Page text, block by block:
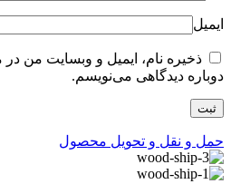
ایمیل
ذخیره نام، ایمیل و وبسایت من
دوباره دیدگاهی می‌نویسم.
حمل و نقل و تحویل محصول